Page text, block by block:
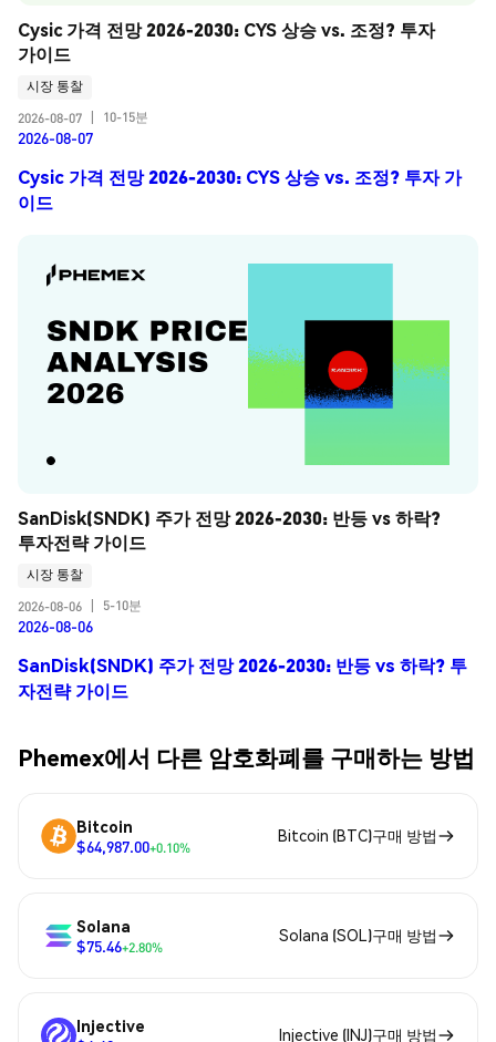
Cysic 가격 전망 2026-2030: CYS 상승 vs. 조정? 투자
가이드
시장 통찰
2026-08-07
10-15분
2026-08-07
Cysic 가격 전망 2026-2030: CYS 상승 vs. 조정? 투자 가
이드
SanDisk(SNDK) 주가 전망 2026-2030: 반등 vs 하락?
투자전략 가이드
시장 통찰
2026-08-06
5-10분
2026-08-06
SanDisk(SNDK) 주가 전망 2026-2030: 반등 vs 하락? 투
자전략 가이드
Phemex에서 다른 암호화폐를 구매하는 방법
Bitcoin
$64,987.00+0.10%
Bitcoin (BTC)구매 방법
Solana
$75.46+2.80%
Solana (SOL)구매 방법
Injective
Injective (INJ)구매 방법